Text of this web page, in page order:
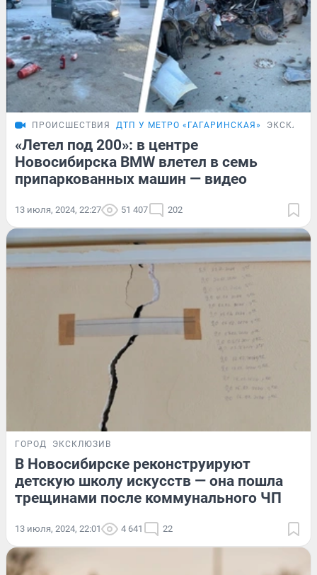
ПРОИСШЕСТВИЯ ДТП У МЕТРО «ГАГАРИНСКАЯ»
«Летел под 200»: в центре
Новосибирска BMW влетел в семь
припаркованных машин — видео
13 июля, 2024, 22:27 51 407 202
ГОРОД ЭКСКЛЮЗИВ
В Новосибирске реконструируют
детскую школу искусств — она пошла
трещинами после коммунального ЧП
13 июля, 2024, 22:01 4 641 22